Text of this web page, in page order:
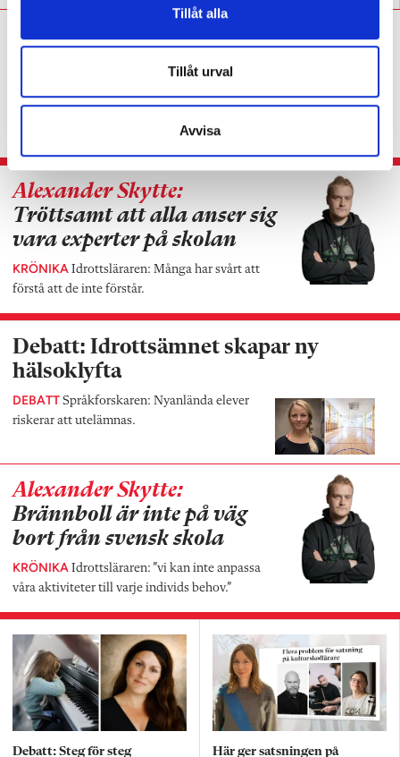
Tillåt alla
Tillåt urval
Avvisa
Alexander Skytte:Lärarens
skådespel är extremt
KRÖNIKA
Alexander Skytte:
Tröttsamt att alla anser sig
vara experter på skolan
KRÖNIKA Idrottsläraren: Många har svårt att
förstå att de inte förstår.
Debatt: Idrottsämnet skapar ny
hälsoklyfta
DEBATT Språkforskaren: Nyanlända elever
riskerar att utelämnas.
Alexander Skytte:
Brännboll är inte på väg
bort från svensk skola
KRÖNIKA Idrottsläraren: ”vi kan inte anpassa
våra aktiviteter till varje individs behov.”
Debatt: Steg för steg Här ger satsningen på